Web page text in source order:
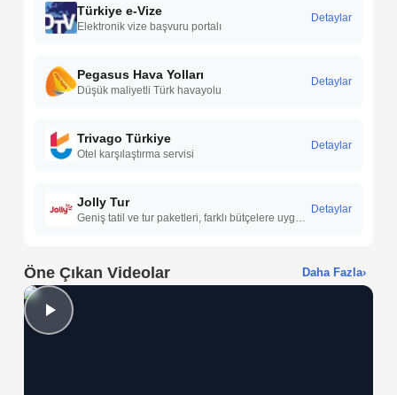
Türkiye e-Vize
Elektronik vize başvuru portalı
Detaylar
Pegasus Hava Yolları
Düşük maliyetli Türk havayolu
Detaylar
Trivago Türkiye
Otel karşılaştırma servisi
Detaylar
Jolly Tur Detaylar
Öne Çıkan Videolar Daha Fazla›